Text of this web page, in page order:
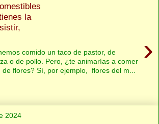
la
›
comido un taco de pastor, de
o de pollo. Pero, ¿te animarías a comer
de flores? Sí, por ejemplo, flores del m...
2024